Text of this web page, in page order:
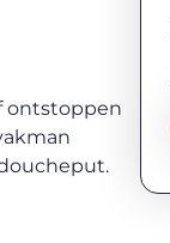
ontstoppen